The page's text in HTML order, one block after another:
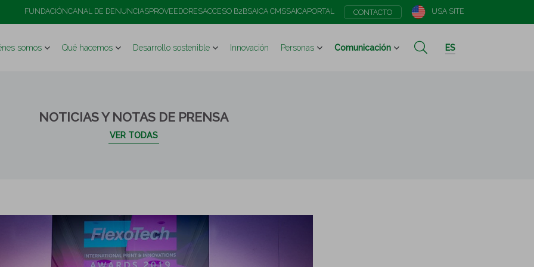
FUNDACIÓNCANAL DE DENUNCIASPROVEEDORESACCESO B2BSAICA CMSSAICAPORTAL CONTACTO USA SITE
somos Qué hacemos Desarrollo sostenible Innovación Personas Comunicación ES
NOTICIAS Y NOTAS DE PRENSA
VER TODAS